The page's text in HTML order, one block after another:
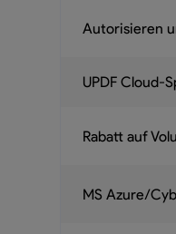
Autorisieren
UPDF Cloud-
Rabatt auf
MS Azure/